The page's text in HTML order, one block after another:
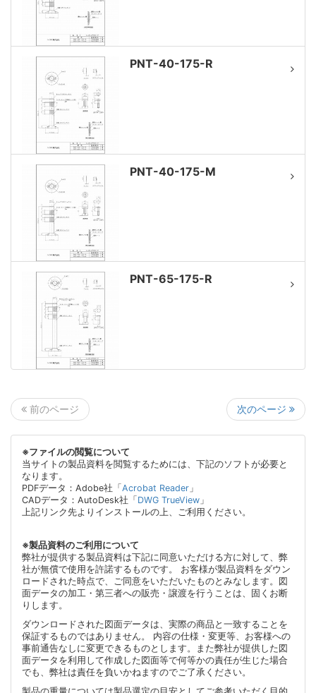
PNT-40-175-R
PNT-40-175-M
PNT-65-175-R
前のページ 次のページ
※ファイルの閲覧について
当サイトの製品資料を閲覧するためには、下記のソフトが必要と
なります。
PDFデータ：Adobe社「Acrobat Reader 」
CADデータ：AutoDesk社「DWG TrueView 」
上記リンク先よりインストールの上、ご利用ください。
※製品資料のご利用について
弊社が提供する製品資料は下記に同意いただける方に対して、弊
社が無償で使用を許諾するものです。 お客様が製品資料をダウン
ロードされた時点で、ご同意をいただいたものとみなします。図
面データの加工・第三者への販売・譲渡を行うことは、固くお断
りします。
ダウンロードされた図面データは、実際の商品と一致することを
保証するものではありません。 内容の仕様・変更等、お客様への
事前通告なしに変更できるものとします。また弊社が提供した図
面データを利用して作成した図面等で何等かの責任が生じた場合
でも、弊社は責任を負いかねますのでご了承ください。
製品の重量については製品選定の目安としてご参考いただく目的